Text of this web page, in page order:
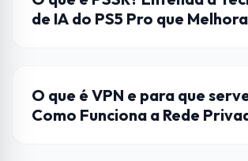
de IA do PS5 Pro que
INTERNET
O que é VPN e para que
Como Funciona a Rede